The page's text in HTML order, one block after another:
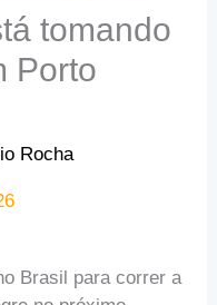
tomando
Porto
Rocha
Brasil para correr a